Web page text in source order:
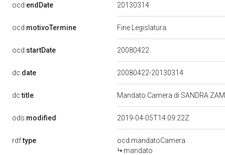
ocd:endDate 20130314
ocd:motivoTermine Fine Legislatura
ocd:startDate 20080422
dc:date 20080422-20130314
dc:title Mandato Camera di SANDRA
ods:modified 2019-04-05T14:09:22Z
rdf:type
ocd:mandatoCamera
mandato